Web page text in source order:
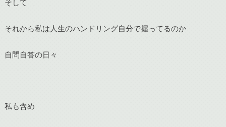
そして
それから私は人生のハンドリング自分で握ってるのか
自問自答の日々
私も含め